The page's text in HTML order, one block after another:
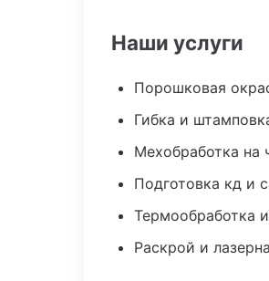
Наши услуги
Порошковая
Гибка и
Мехобработка на
Подготовка кд и
Термообработка
Раскрой и